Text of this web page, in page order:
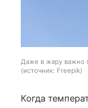
Даже в жару важно
источник: Freepik
Когда